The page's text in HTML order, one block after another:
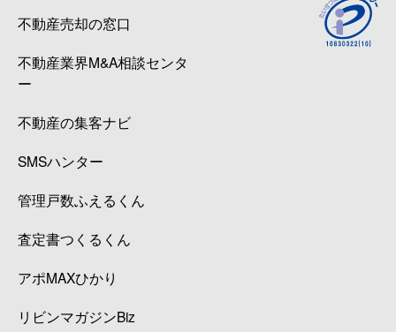
不動産売却の窓口
不動産業界M&A相談センタ
ー
不動産の集客ナビ
SMSハンター
管理戸数ふえるくん
査定書つくるくん
アポMAXひかり
リビンマガジンBiz